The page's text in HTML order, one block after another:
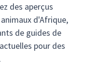
n'aurait
et
des aperçus
d'Afrique,
de guides de
pour des